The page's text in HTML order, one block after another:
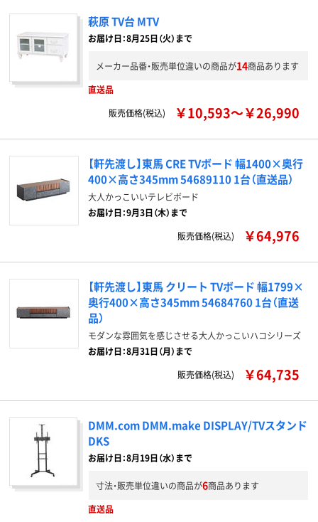
萩原 TV台 MTV
お届け日：8月25日（火）まで
メーカー品番・販売単位違いの商品が14商品あります
直送品
販売価格(税込)
￥10,593～￥26,990
【軒先渡し】東馬 CRE TVボード 幅1400×奥行
400×高さ345mm 54689110 1台（直送品）
大人かっこいいテレビボード
お届け日：9月3日（木）まで
販売価格(税込)
￥64,976
【軒先渡し】東馬 クリート TVボード 幅1799×
奥行400×高さ345mm 54684760 1台（直送
品）
モダンな雰囲気を感じさせる大人かっこいハコシリーズ
お届け日：8月31日（月）まで
販売価格(税込)
￥64,735
DMM.com DMM.make DISPLAY/TVスタンド
DKS
お届け日：8月19日（水）まで
寸法・販売単位違いの商品が6商品あります
直送品